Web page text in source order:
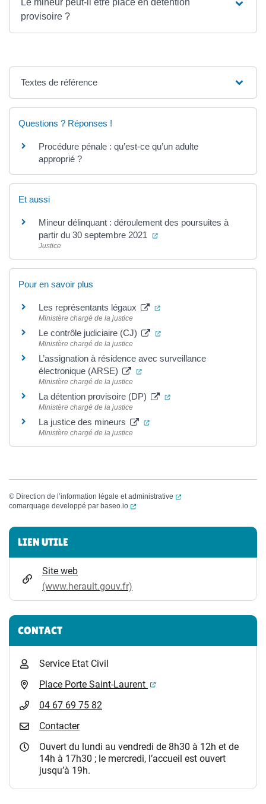
Le mineur peut-il être placé en détention
provisoire ?
Textes de référence
Questions ? Réponses !
Procédure pénale : qu’est-ce qu’un adulte
approprié ?
Et aussi
Mineur délinquant : déroulement des poursuites à
partir du 30 septembre 2021
(ouverture dans un nouvel
Justice
Pour en savoir plus
Les représentants légaux (ouverture dans un nouvel
Ministère chargé de la justice
Le contrôle judiciaire (CJ) (ouverture dans un nouvel
Ministère chargé de la justice
L’assignation à résidence avec surveillance
électronique (ARSE)
(ouverture dans un nouvel
Ministère chargé de la justice
La détention provisoire (DP) (ouverture dans un
Ministère chargé de la justice
La justice des mineurs (ouverture dans un nouvel
Ministère chargé de la justice
© Direction de l’information légale et administrative
(ouverture dans un
comarquage developpé par baseo.io (ouverture dans un nouvel onglet)
Informations complémentaires
LIEN UTILE
Site web
(www.herault.gouv.fr)
CONTACT
Service Etat Civil
Place Porte Saint-Laurent
(ouverture dans un
04 67 69 75 82
Contacter
Ouvert du lundi au vendredi de 8h30 à 12h et de
14h à 17h30 ; le mercredi, l’accueil est ouvert
jusqu’à 19h.